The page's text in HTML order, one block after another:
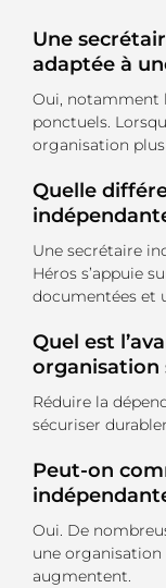
Une
adaptée à
Oui, notamment
ponctuels.
organisation
Quelle
Une secrétaire
Héros s’appuie
documentées et
Quel est
organisation
Réduire la
sécuriser
Peut-on
Oui. De
une
augmentent.